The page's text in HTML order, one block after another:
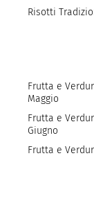
Risotti
Frutta e
Maggio
Frutta e
Giugno
Frutta e